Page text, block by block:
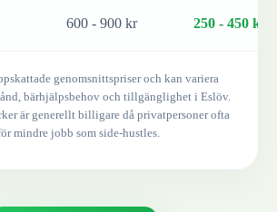
600 - 900 kr 250 - 450 kr
genomsnittspriser och kan variera
bärhjälpsbehov och tillgänglighet i Eslöv.
är generellt billigare då privatpersoner ofta
mindre jobb som side-hustles.